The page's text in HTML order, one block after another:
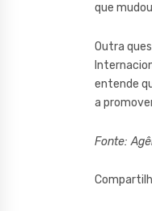
que
Outra
entende
a
Fonte: